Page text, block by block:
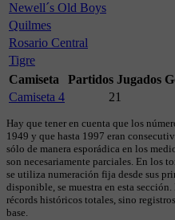
Newell´s Old Boys
Quilmes
Rosario Central
Tigre
Camiseta
Partidos Jugados
Camiseta 4
21
Hay que tener en cuenta que los
1949 y que hasta 1997 eran
sólo de manera esporádica en los
son necesariamente parciales. En los
se utiliza numeración fija desde sus
disponible, se muestra en esta
récords históricos totales, sino
base.